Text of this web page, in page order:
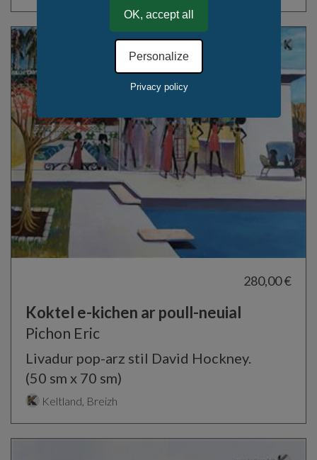
280,00 €
Koktel e-kichen ar poull-neuial
Pichon Eric
Livadur pop-arz stil David Hockney.
(50 sm x 70 sm)
Keltland, Breizh
OK, accept all
Personalize
Privacy policy